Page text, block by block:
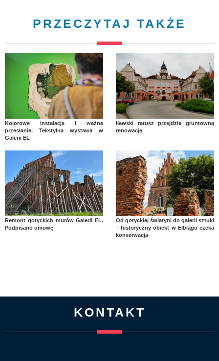
PRZECZYTAJ TAKŻE
Kolorowe instalacje i ważne
przesłanie. Tekstylna wystawa w
Galerii EL
Iławski ratusz przejdzie gruntowną
renowację
Remont gotyckich murów Galerii EL.
Podpisano umowę
Od gotyckiej świątyni do galerii sztuki
– historyczny obiekt w Elblągu czeka
konserwacja
KONTAKT